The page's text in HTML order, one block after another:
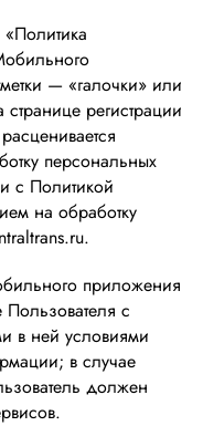
— «галочки» или
регистрации
персональных
с Политикой
на обработку
приложения
Пользователя с
в ней условиями
в случае
должен